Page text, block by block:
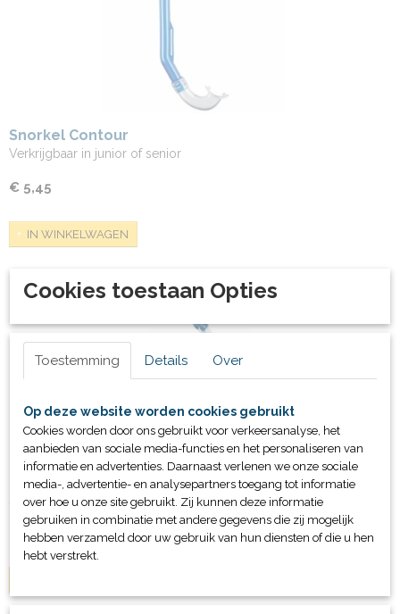
Snorkel Contour
Verkrijgbaar in junior of senior
€ 5,45
IN WINKELWAGEN
Snorkel Top - Senior
€ 23,59
Cookies toestaan Opties
Toestemming Details Over
Op deze website worden cookies gebruikt
Cookies worden door ons gebruikt voor verkeersanalyse, het
aanbieden van sociale media-functies en het personaliseren van
informatie en advertenties. Daarnaast verlenen we onze sociale
media-, advertentie- en analysepartners toegang tot informatie
over hoe u onze site gebruikt. Zij kunnen deze informatie
gebruiken in combinatie met andere gegevens die zij mogelijk
hebben verzameld door uw gebruik van hun diensten of die u hen
hebt verstrekt.